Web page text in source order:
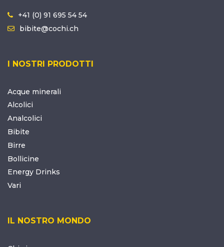
+41 (0) 91 695 54 54
bibite@cochi.ch
I NOSTRI PRODOTTI
Acque minerali
Alcolici
Analcolici
Bibite
Birre
Bollicine
Energy Drinks
Vari
IL NOSTRO MONDO